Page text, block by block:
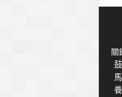
關